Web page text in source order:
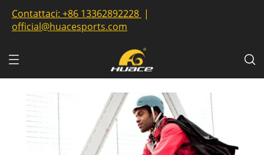
Contattaci: +86 13362892228 |
official@huacesports.com